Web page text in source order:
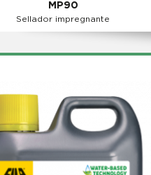
MP90
Sellador impregnante